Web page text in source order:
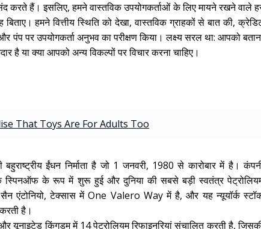
हैं। इसलिए, हमने वास्तविक उपयोगकर्ताओं के लिए मायने रखने वाले
हमने वित्तीय स्थिति को देखा, वास्तविक ग्राहकों से बात की,
पर उपयोगकर्ता अनुभव का परीक्षण किया। लक्ष्य सरल था: आपको
है या क्या आपको अन्य विकल्पों पर विचार करना चाहिए।
That Toys Are For Adults Too
ईंधन निर्माता है जो 1 जनवरी, 1980 से कारोबार में है।
के रूप में शुरू हुई और दुनिया की सबसे बड़ी स्वतंत्र
एंटोनियो, टेक्सास में One Valero Way में है, और यह न्यूयॉर्क
है।
यूनाइटेड किंगडम में 14 पेट्रोलियम रिफाइनरियां संचालित करती है,